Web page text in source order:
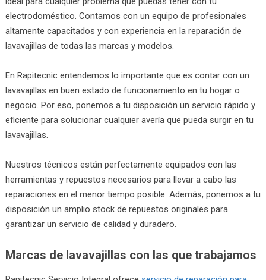
electrodoméstico. Contamos con un equipo de profesionales
altamente capacitados y con experiencia en la reparación de
lavavajillas de todas las marcas y modelos.
En Rapitecnic entendemos lo importante que es contar con un
lavavajillas en buen estado de funcionamiento en tu hogar o
negocio. Por eso, ponemos a tu disposición un servicio rápido y
eficiente para solucionar cualquier avería que pueda surgir en tu
lavavajillas.
Nuestros técnicos están perfectamente equipados con las
herramientas y repuestos necesarios para llevar a cabo las
reparaciones en el menor tiempo posible. Además, ponemos a tu
disposición un amplio stock de repuestos originales para
garantizar un servicio de calidad y duradero.
Marcas de lavavajillas con las que trabajamos